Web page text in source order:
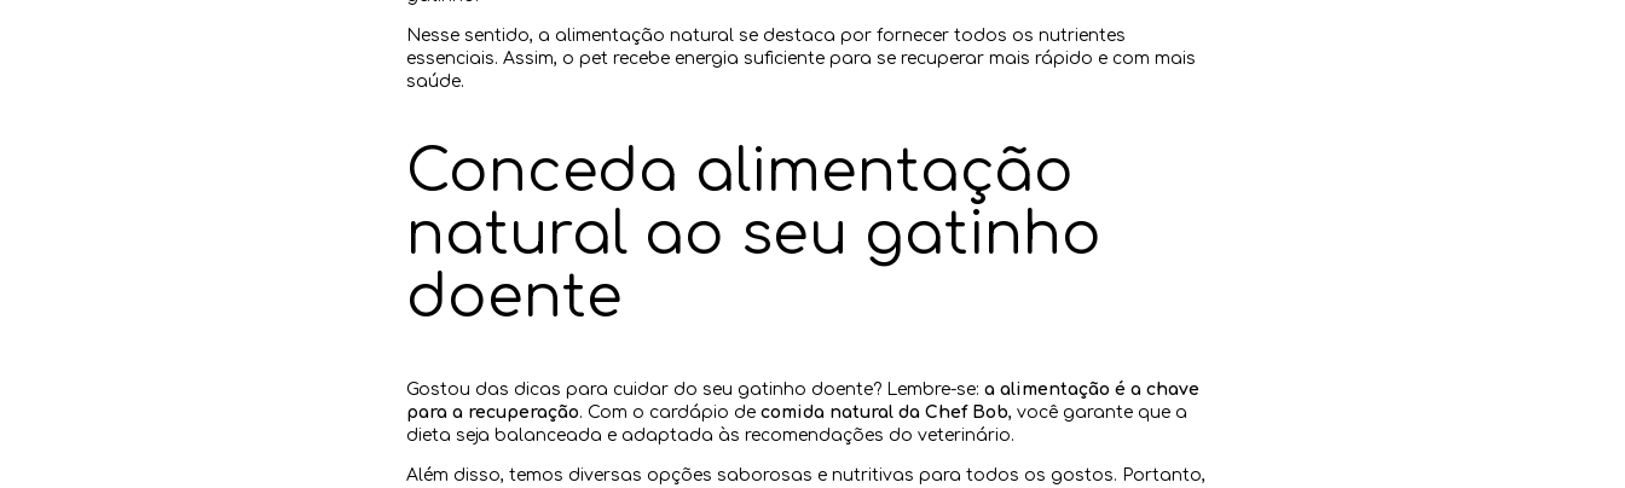
Nesse sentido, a alimentação natural se destaca por fornecer todos os nutrientes
essenciais. Assim, o pet recebe energia suficiente para se recuperar mais rápido e com mais
saúde.
Conceda alimentação
natural ao seu gatinho
doente
Gostou das dicas para cuidar do seu gatinho doente? Lembre-se: a alimentação é a chave
para a recuperação. Com o cardápio de comida natural da Chef Bob, você garante que a
dieta seja balanceada e adaptada às recomendações do veterinário.
Além disso, temos diversas opções saborosas e nutritivas para todos os gostos. Portanto,